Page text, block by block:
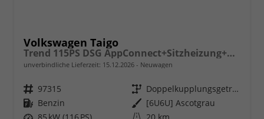
Volkswagen Taigo
Trend 115PS DSG AppConnect+Sitzheizung+PDC+Alu16+LED+DAB+FrontAssist
unverbindliche Lieferzeit: 15.12.2026 Neuwagen
Fahrzeugnr. 97315 Getriebe
Doppelkupplungsgetriebe (DSG)
Kraftstoff Benzin Außenfarbe [6U6U] Ascotgrau